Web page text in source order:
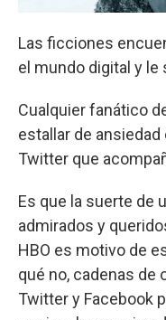
Las ficciones
el mundo digital y
Cualquier fanático
estallar de
Twitter que
Es que la suerte de
admirados y
HBO es motivo de
qué no, cadenas de
Twitter y Facebook